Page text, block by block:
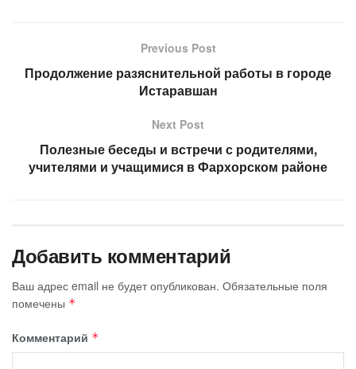
Previous Post
Продолжение разяснительной работы в городе
Истаравшан
Next Post
Полезные беседы и встречи с родителями,
учителями и учащимися в Фархорском районе
Добавить комментарий
Ваш адрес email не будет опубликован. Обязательные поля
помечены *
Комментарий *